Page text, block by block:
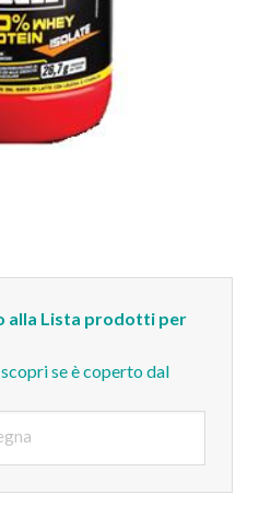
alla Lista prodotti per
se è coperto dal